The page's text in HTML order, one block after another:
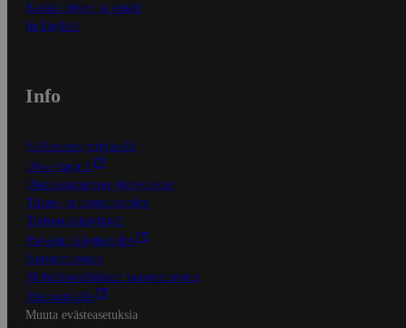
Kaikki ohjeet ja vinkit
In English
Info
S-Business yrityksille
Oiva-raportit
Osuuskauppojen yhteystiedot
Tilaus- ja toimitusehdot
Tietosuojakäytäntö
Palvelun käyttöehdot
Saavutettavuus
Mobiilisovelluksen saavutettavuus
Mainostajalle
Muuta evästeasetuksia